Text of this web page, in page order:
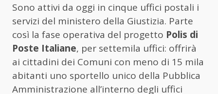
Sono attivi da oggi in cinque uffici postali i
servizi del ministero della Giustizia. Parte
così la fase operativa del progetto Polis di
Poste Italiane, per settemila uffici: offrirà
ai cittadini dei Comuni con meno di 15 mila
abitanti uno sportello unico della Pubblica
Amministrazione all’interno degli uffici